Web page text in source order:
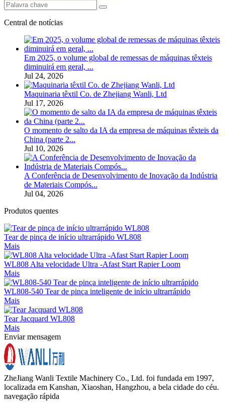
Central de notícias
Em 2025, o volume global de remessas de máquinas têxteis
diminuirá em geral, ...
Jul 24, 2026
Maquinaria têxtil Co. de Zhejiang Wanli, Ltd
Jul 17, 2026
O momento de salto da IA ​​​​da empresa de máquinas têxteis da
China (parte 2...
Jul 10, 2026
A Conferência de Desenvolvimento de Inovação da Indústria
de Materiais Compós...
Jul 04, 2026
Produtos quentes
Tear de pinça de início ultrarrápido WL808
Mais
WL808 Alta velocidade Ultra -Afast Start Rapier Loom
Mais
WL808-540 Tear de pinça inteligente de início ultrarrápido
Mais
Tear Jacquard WL808
Mais
Enviar mensagem
ZheJiang Wanli Textile Machinery Co., Ltd. foi fundada em 1997,
localizada em Kanshan, Xiaoshan, Hangzhou, a bela cidade do céu.
navegação rápida